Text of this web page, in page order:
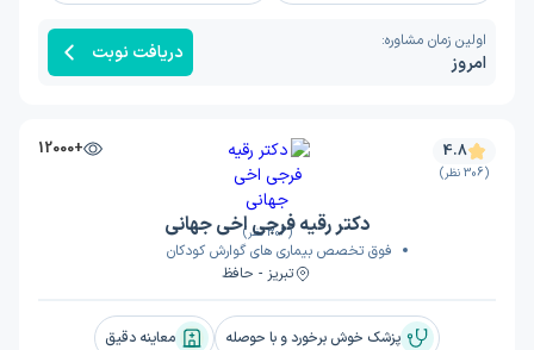
اولین زمان مشاوره:
امروز دریافت نوبت
(306 نظر)
+12000 4.8
(306 نظر)
دکتر رقیه فرجی اخی جهانی
فوق تخصص بیماری های گوارش کودکان
تبریز - حافظ
پزشک خوش برخورد و با حوصله معاینه دقیق